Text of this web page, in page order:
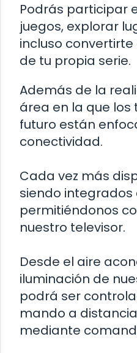
Podrás participar
juegos, explorar
incluso
de tu propia serie.
Además de la
área en la que los
futuro están
conectividad.
Cada vez más
siendo integrados
permitiéndonos
nuestro televisor.
Desde el aire
iluminación de
podrá ser
mando a
mediante